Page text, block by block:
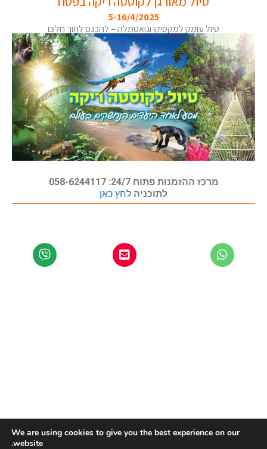
5-16/4/2025
טיול עומק למקסיקו וגואטמלה – להכנס לתוך חלום
מרכז ההזמנות פתוח 24/7: 058-6244117
לתוכניה לחץ כאן
We are using cookies to give you the best experience on our
website.